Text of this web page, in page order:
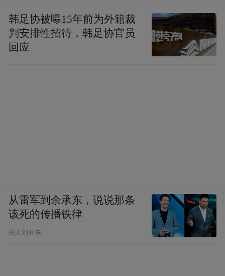
韩足协被曝15年前为外籍裁
判安排性招待，韩足协官员
回应
从雷军到余承东，说说那条
该死的传播铁律
报人刘亚东